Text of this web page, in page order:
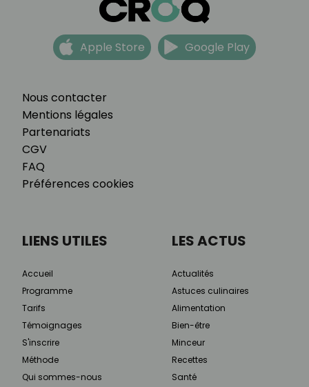
Nous contacter
Mentions légales
Partenariats
CGV
FAQ
Préférences cookies
Apple Store Google Play
LIENS UTILES
Accueil
Programme
Tarifs
Témoignages
S'inscrire
Méthode
Qui sommes-nous
LES ACTUS
Actualités
Astuces culinaires
Alimentation
Bien-être
Minceur
Recettes
Santé